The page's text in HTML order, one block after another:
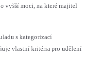
vyšší moci, na které majitel
s kategorizací
vlastní kritéria pro udělení